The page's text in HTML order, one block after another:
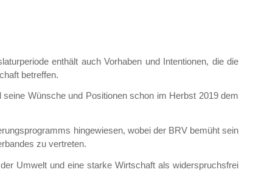
enthält auch Vorhaben und Intentionen, die die
betreffen.
Wünsche und Positionen schon im Herbst 2019 dem
hingewiesen, wobei der BRV bemüht sein
zu vertreten.
Umwelt und eine starke Wirtschaft als widerspruchsfrei